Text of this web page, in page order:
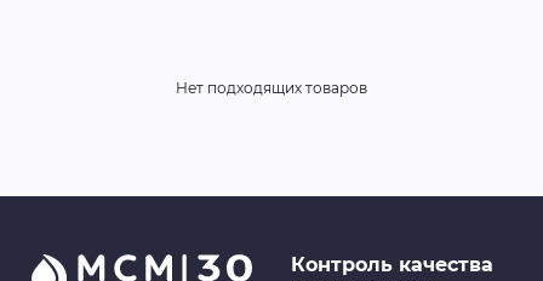
Нет подходящих товаров
Контроль качества